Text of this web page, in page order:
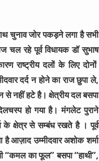
चुनाव जोर पकड़ने लगा है सभी
चल रहे पूर्व विधायक डॉ सुभाष
राष्ट्रीय दलों के लिए दोनों
दर्द न होने का राज छुपा ले,
नहीं हटे है। क्षेत्रीय दल बसपा
हो गया है। मंगलेट पुराने
के क्षेत्र से सम्बंध रखते है । पूर्व
आज़ाद उम्मीदवार अशोक शर्मा
“कमल का फूल” बसपा “हाथी”,